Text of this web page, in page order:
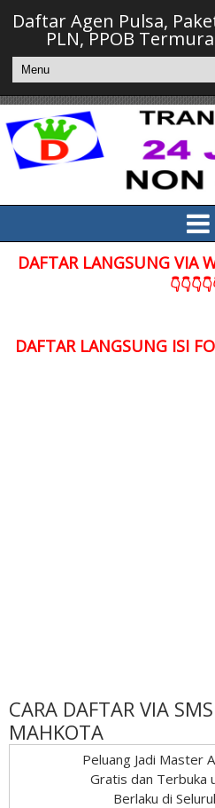
Daftar Agen Pulsa,
PLN, PPOB
DAFTAR LANGSUNG VIA
DAFTAR LANGSUNG ISI
CARA DAFTAR VIA
MAHKOTA
Peluang Jadi Master
Gratis dan Terbuka
Berlaku di